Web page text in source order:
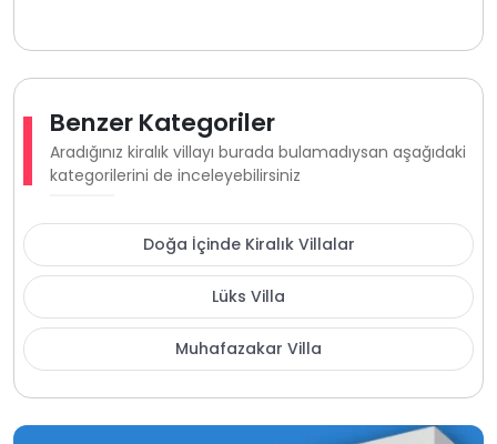
Benzer Kategoriler
Aradığınız kiralık villayı burada bulamadıysan aşağıdaki
kategorilerini de inceleyebilirsiniz
Doğa İçinde Kiralık Villalar
Lüks Villa
Muhafazakar Villa